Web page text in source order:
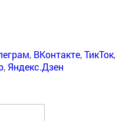
, ВКонтакте,ТикТок,
, Яндекс.Дзен